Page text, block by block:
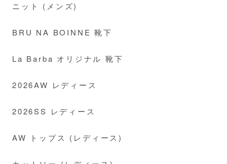
ニット (メンズ)
BRU NA BOINNE 靴下
La Barba オリジナル 靴下
2026AW レディース
2026SS レディース
AW トップス (レディース)